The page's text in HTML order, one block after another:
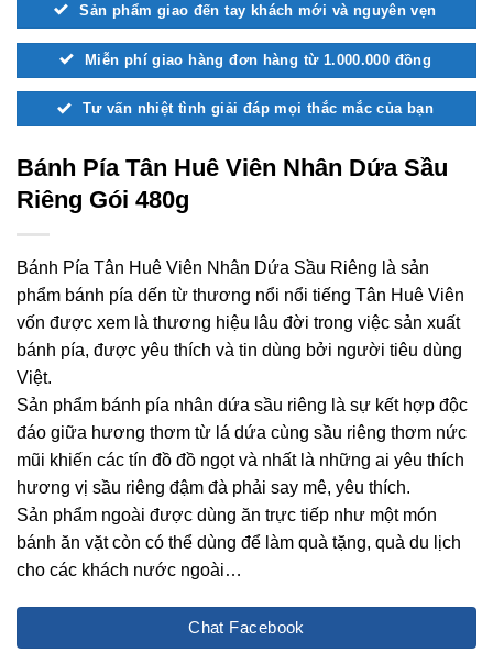
Sản phẩm giao đến tay khách mới và nguyên vẹn
Miễn phí giao hàng đơn hàng từ 1.000.000 đồng
Tư vấn nhiệt tình giải đáp mọi thắc mắc của bạn
Bánh Pía Tân Huê Viên Nhân Dứa Sầu
Riêng Gói 480g
Bánh Pía Tân Huê Viên Nhân Dứa Sầu Riêng là sản
phẩm bánh pía dến từ thương nổi nổi tiếng Tân Huê Viên
vốn được xem là thương hiệu lâu đời trong việc sản xuất
bánh pía, được yêu thích và tin dùng bởi người tiêu dùng
Việt.
Sản phẩm bánh pía nhân dứa sầu riêng là sự kết hợp độc
đáo giữa hương thơm từ lá dứa cùng sầu riêng thơm nức
mũi khiến các tín đồ đồ ngọt và nhất là những ai yêu thích
hương vị sầu riêng đậm đà phải say mê, yêu thích.
Sản phẩm ngoài được dùng ăn trực tiếp như một món
bánh ăn vặt còn có thể dùng để làm quà tặng, quà du lịch
cho các khách nước ngoài…
Chat Facebook